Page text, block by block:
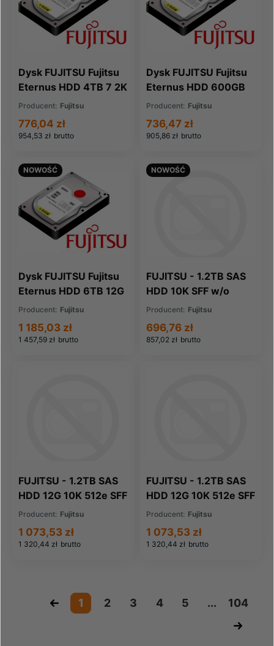
Dysk FUJITSU Fujitsu
Eternus HDD 4TB 7 2K
NL-SAS 3 5
Producent: Fujitsu
954,53 zł brutto
776,04 zł
Dysk FUJITSU Fujitsu
Eternus HDD 600GB
12G 15K 2 5 SAS
Producent: Fujitsu
905,86 zł brutto
736,47 zł
Dysk FUJITSU Fujitsu
Eternus HDD 6TB 12G
7 2K NL-SAS 3 5
F2520 (CA07410-
L107)
Producent: Fujitsu
1 457,59 zł brutto
1 185,03 zł
NOWOŚĆ
FUJITSU - 1.2TB SAS
HDD 10K SFF w/o
caddy (CA05954-
3303)
Producent: Fujitsu
857,02 zł brutto
696,76 zł
NOWOŚĆ
FUJITSU - 1.2TB SAS
HDD 12G 10K 512e SFF
(10602388672)
Producent: Fujitsu
1 320,44 zł brutto
1 073,53 zł
FUJITSU - 1.2TB SAS
HDD 12G 10K 512e SFF
(A3C40183671)
Producent: Fujitsu
1 320,44 zł brutto
1 073,53 zł
« 1 2 3 4 5 ...
104
»